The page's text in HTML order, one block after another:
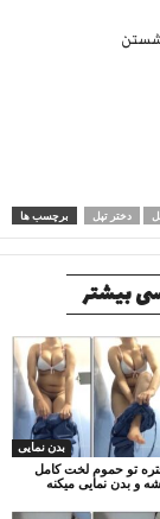
شستن
برچسب ها دختر تپل
بیشتر
بدن نمایی
تو حموم لخت کامل
و بدن نمایی میکنه